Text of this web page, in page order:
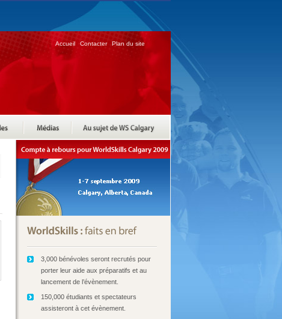
Accueil Contacter Plan du site
3,000 bénévoles seront recrutés pour
porter leur aide aux préparatifs et au
lancement de l’évènement.
150,000 étudiants et spectateurs
assisteront à cet évènement.